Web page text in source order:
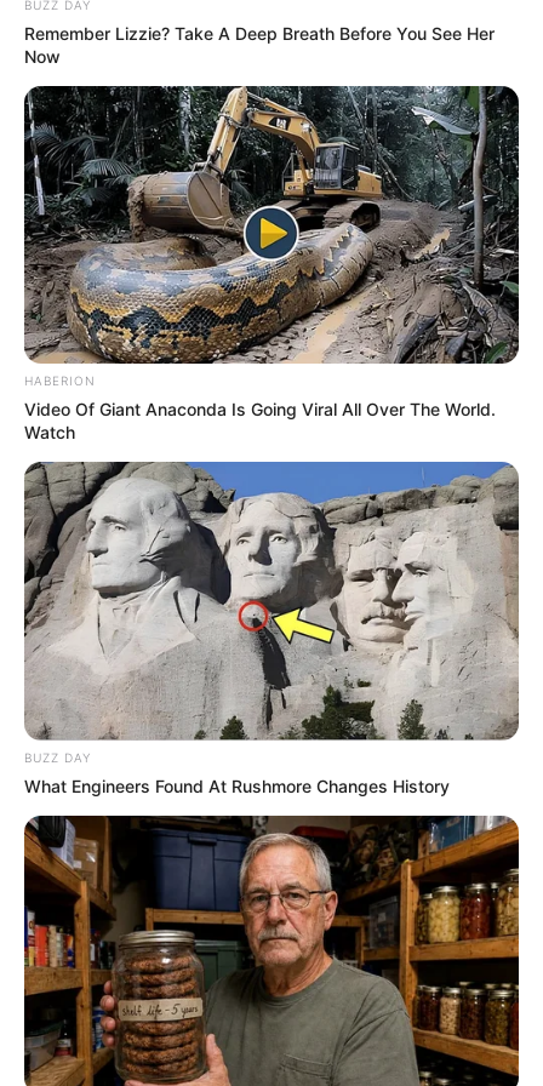
επανάσταση στον τρόπο με...
Οι μυστικές σέχτες και πως
διασυνδέονται με το “παρακράτος” | Η
σέχτα των ViVi… ΒΊΝΤΕΟ
Οι μυστικές σέχτες και πως διασυνδέονται με το
“παρακράτος” | Η σέχτα των ViVi… Η σέχτα ή σέκτα, στα
ιταλικά “setta” ή στα αγγλικά “cult”,...
ΑΠΟΨΕΙΣ ΥΠΕΡΒΑΤΙΚΟ
ΣΥΝΑΙΣΘΗΜΑΤΙΚΗ ΧΕΙΡΑΓΩΓΗΣΗ
BUZZ DAY
Remember Lizzie? Take A Deep Breath Before You See Her
Now
HABERION
Video Of Giant Anaconda Is Going Viral All Over The World.
Watch
BUZZ DAY
What Engineers Found At Rushmore Changes History